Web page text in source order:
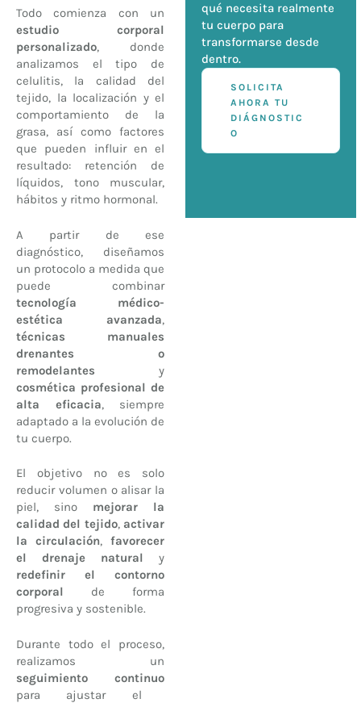
Todo comienza con un
estudio corporal
personalizado, donde
analizamos el tipo de
celulitis, la calidad del
tejido, la localización y el
comportamiento de la
grasa, así como factores
que pueden influir en el
resultado: retención de
líquidos, tono muscular,
hábitos y ritmo hormonal.
A partir de ese
diagnóstico, diseñamos
un protocolo a medida que
puede combinar
tecnología médico-
estética avanzada,
técnicas manuales
drenantes o
remodelantes y
cosmética profesional de
alta eficacia, siempre
adaptado a la evolución de
tu cuerpo.
El objetivo no es solo
reducir volumen o alisar la
piel, sino mejorar la
calidad del tejido, activar
la circulación, favorecer
el drenaje natural
y
redefinir el contorno
corporal
de forma
progresiva y sostenible.
Durante todo el proceso,
realizamos un
seguimiento continuo
para ajustar el
qué necesita realmente
tu cuerpo para
transformarse desde
dentro.
SOLICITA
AHORA TU
DIÁGNOSTIC
O